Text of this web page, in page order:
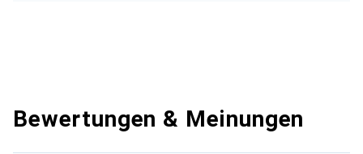
Bewertungen & Meinungen